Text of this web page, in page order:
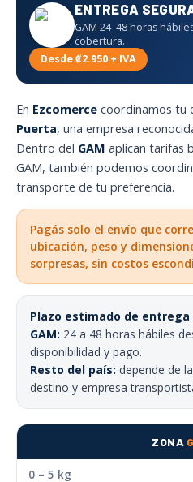
ENTREGA
GAM 24–48 horas
cobertura.
Desde ₡2.950 + IVA
En Ezcomerce coordinamos tu
Puerta, una empresa
Dentro del GAM aplican tarifas
GAM, también podemos
transporte de tu preferencia.
Pagás solo el envío que
ubicación, peso y
sorpresas, sin costos
Plazo estimado de entrega
GAM: 24 a 48 horas hábiles
disponibilidad y pago.
Resto del país: depende de
destino y empresa
ZONA
0 – 5 kg